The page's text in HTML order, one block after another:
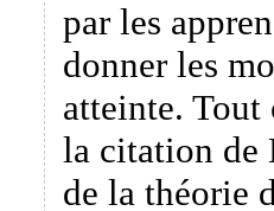
par les
donner les
atteinte. Tout
la citation de
de la théorie